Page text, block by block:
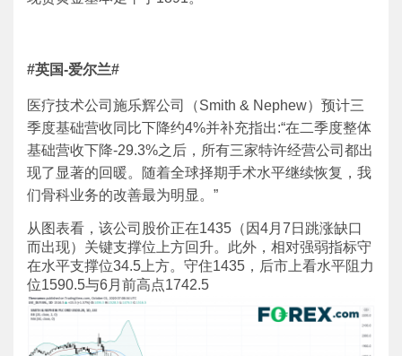
#英国-爱尔兰#
医疗技术公司施乐辉公司（Smith & Nephew）预计三
季度基础营收同比下降约4%并补充指出:“在二季度整体
基础营收下降-29.3%之后，所有三家特许经营公司都出
现了显著的回暖。随着全球择期手术水平继续恢复，我
们骨科业务的改善最为明显。”
从图表看，该公司股价正在1435（因4月7日跳涨缺口
而出现）关键支撑位上方回升。此外，相对强弱指标守
在水平支撑位34.5上方。守住1435，后市上看水平阻力
位1590.5与6月前高点1742.5